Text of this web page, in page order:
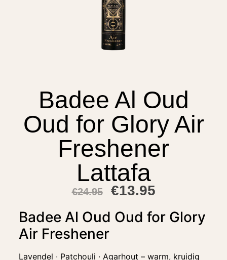
Badee Al Oud
Oud for Glory Air
Freshener
Lattafa
€24.95 €13.95
Badee Al Oud Oud for Glory
Air Freshener
Lavendel ∙ Patchouli ∙ Agarhout – warm, kruidig